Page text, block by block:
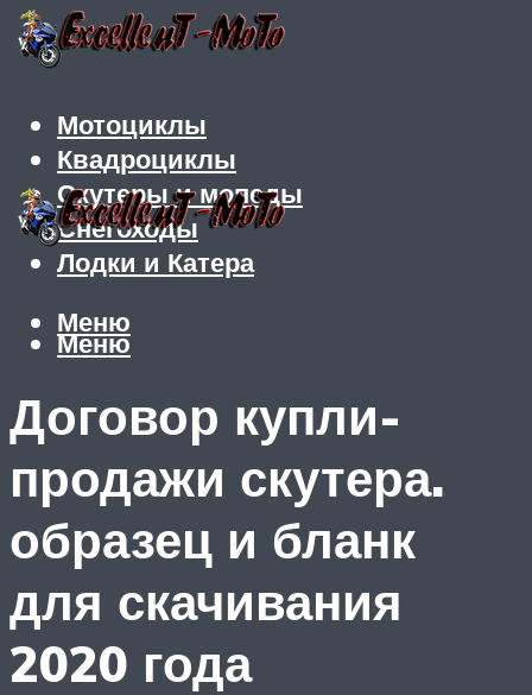
Мотоциклы
Квадроциклы
Скутеры и мопеды
Снегоходы
Лодки и Катера
Меню
Меню
Договор купли-
продажи скутера.
образец и бланк
для скачивания
2020 года